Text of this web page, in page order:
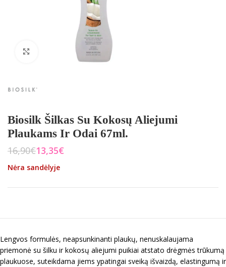
Spustelėkite norėdami padidinti
Biosilk Šilkas Su Kokosų Aliejumi
Plaukams Ir Odai 67ml.
16,90€13,35€
Nėra sandėlyje
Lengvos formulės, neapsunkinanti plaukų, nenuskalaujama
priemonė su šilku ir kokosų aliejumi puikiai atstato drėgmės trūkumą
plaukuose, suteikdama jiems ypatingai sveiką išvaizdą, elastingumą ir